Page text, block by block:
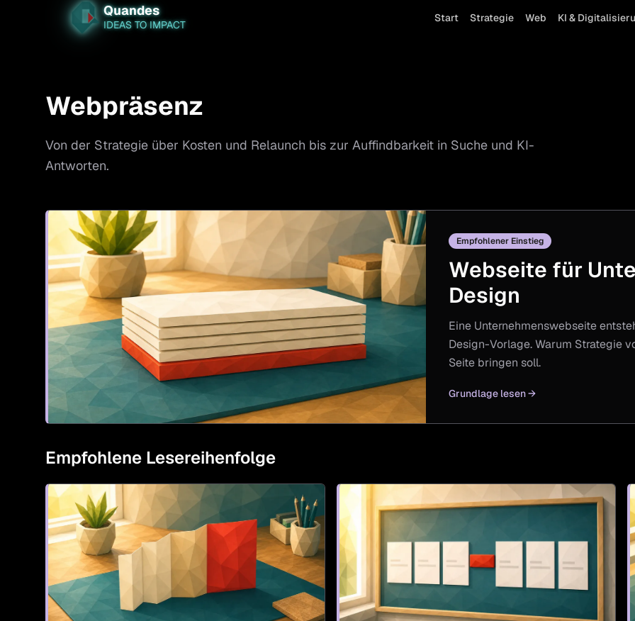
Quandes
IDEAS TO IMPACT
Start Strategie Web KI &
Webpräsenz
Von der Strategie über Kosten und Relaunch bis zur Auffindbarkeit in Suche und KI-
Antworten.
Empfohlener Einstieg
Webseite für
Design
Eine Unternehmenswebseite
Design-Vorlage. Warum Strategie
Seite bringen soll.
Grundlage lesen→
Empfohlene Lesereihenfolge